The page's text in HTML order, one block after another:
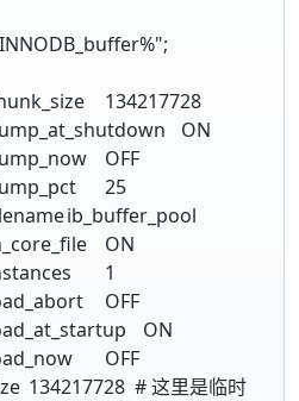
134217728
ON
OFF
25
ib_buffer_pool
ON
1
OFF
ON
OFF
134217728 # 这里是临时